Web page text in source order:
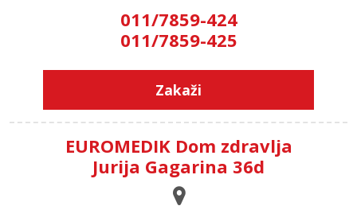
011/7859-424
011/7859-425
Zakaži
EUROMEDIK Dom zdravlja
Jurija Gagarina 36d